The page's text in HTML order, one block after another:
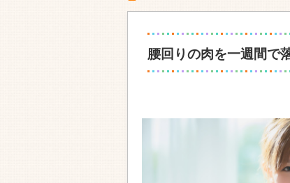
腰回りの肉を一週間で